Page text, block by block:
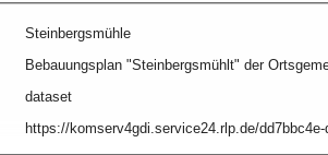
Steinbergsmühle
Bebauungsplan "Steinbergsmühlt" der
dataset
https://komserv4gdi.service24.rlp.de/